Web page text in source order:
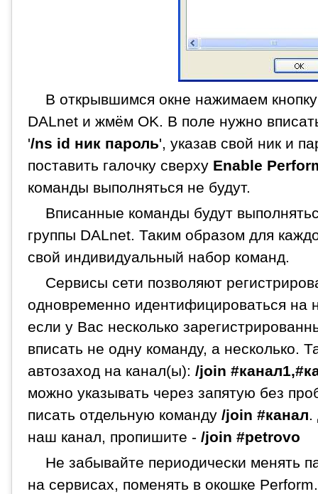
В открывшимся окне нажимаем
DALnet и жмём OK. В поле нужно
'/ns id ник пароль', указав свой ник и
поставить галочку сверху Enable
команды выполняться не будут.
Вписанные команды будут
группы DALnet. Таким образом для
свой индивидуальный набор команд.
Сервисы сети позволяют
одновременно идентифицироваться на
если у Вас несколько
вписать не одну команду, а несколько.
автозаход на канал(ы): /join
можно указывать через запятую без
писать отдельную команду /join #канал.
наш канал, пропишите - /join #petrovo
Не забывайте периодически менять
на сервисах, поменять в окошке Perform.